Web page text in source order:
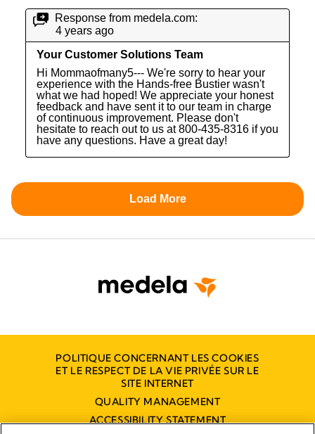
POLITIQUE CONCERNANT LES COOKIES
ET LE RESPECT DE LA VIE PRIVÉE SUR LE
SITE INTERNET
QUALITY MANAGEMENT
ACCESSIBILITY STATEMENT